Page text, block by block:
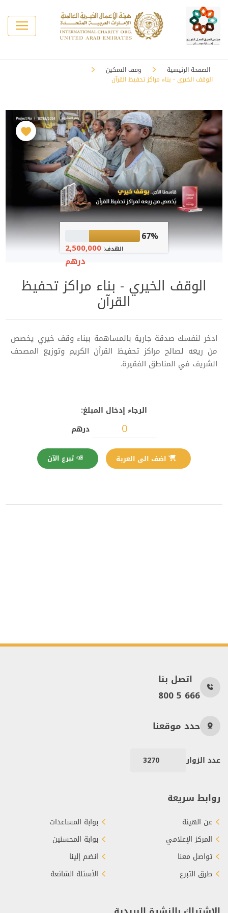
الصفحة الرئيسية
وقف التمكين
الوقف الخيري - بناء مراكز تحفيظ القرآن
67%
الهدف:2,500,000
درهم
الوقف الخيري - بناء مراكز تحفيظ
القرآن
ادخر لنفسك صدقة جارية بالمساهمة ببناء وقف خيري يخصص
من ريعه لصالح مراكز تحفيظ القرآن الكريم وتوزيع المصحف
الشريف في المناطق الفقيرة.
الرجاء إدخال المبلغ:
درهم
اتصل بنا
800 5 666
حدد موقعنا
عدد الزوار 3270
روابط سريعة
عن الهيئة
المركز الإعلامي
تواصل معنا
طرق التبرع
بوابة المساعدات
بوابة المحسنين
انضم إلينا
الأسئلة الشائعة